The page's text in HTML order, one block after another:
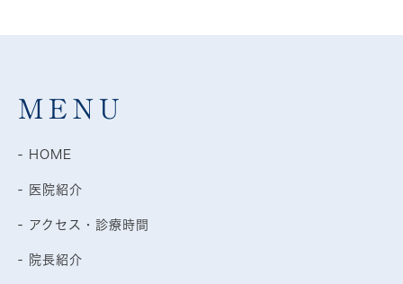
MENU
- HOME
- 医院紹介
- アクセス・診療時間
- 院長紹介